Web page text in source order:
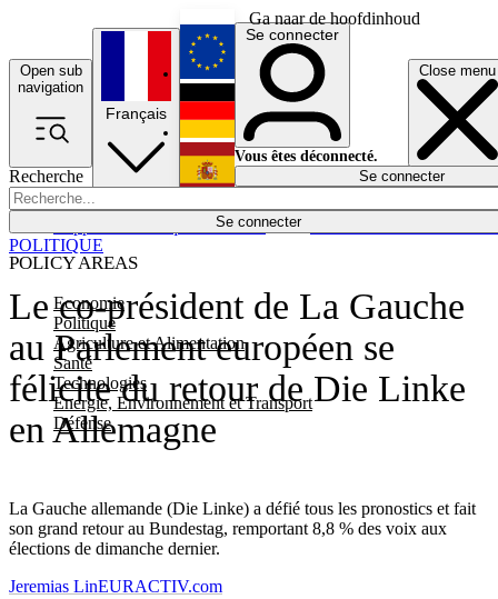
Ga naar de hoofdinhoud
Open sub
navigation
Close menu
Recherche
Se connecter
POLICY AREAS
Economie
Politique
Agriculture et Alimentation
Santé
Technologies
Energie, Environnement et Transport
Défense
Économie
Français
English
Deutsch
Español
Se connecter
Vous êtes déconnecté.
Se connecter
Le co-président de La Gauche
au Parlement européen se
félicite du retour de Die Linke
en Allemagne
La Gauche allemande (Die Linke) a défié tous les pronostics et fait
son grand retour au Bundestag, remportant 8,8 % des voix aux
élections de dimanche dernier.
POLITIQUE
Jeremias LinEURACTIV.com